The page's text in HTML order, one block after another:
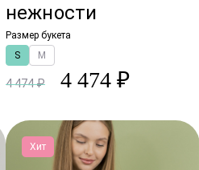
нежности
Размер букета
S
M
4 474 ₽ 4 474 ₽
Хит